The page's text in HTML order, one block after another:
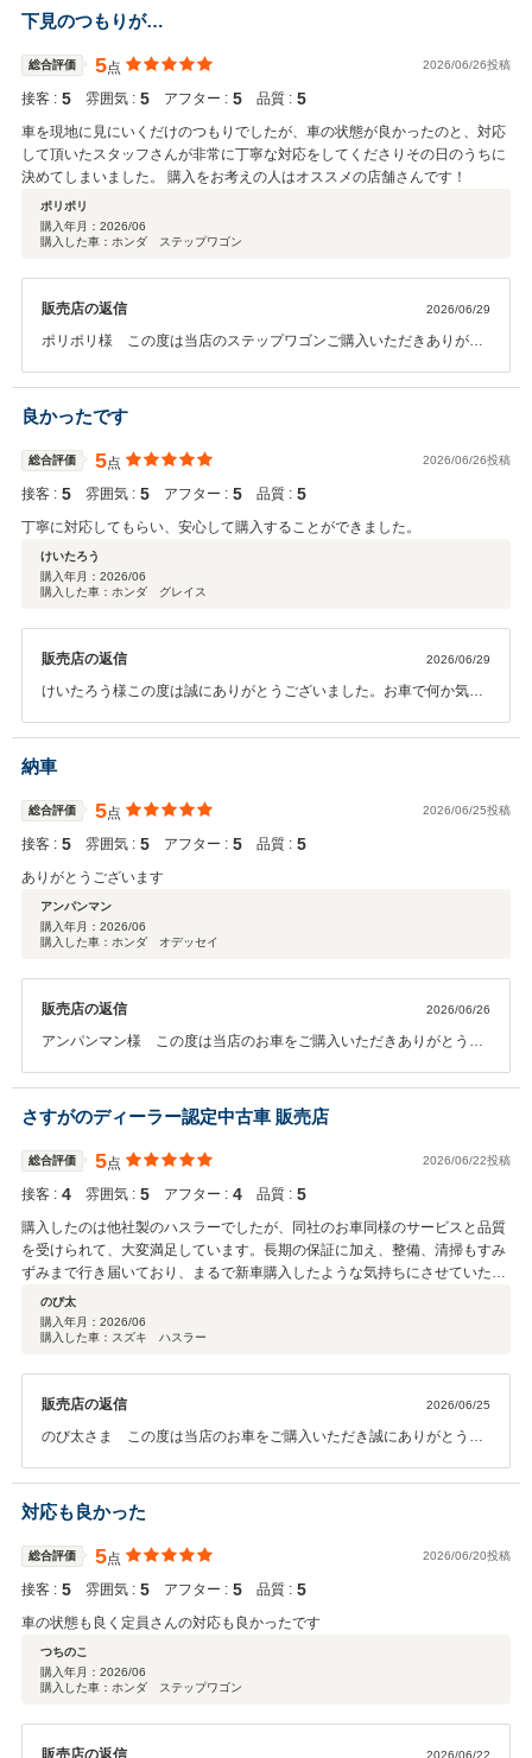
評価していただけたことは励みになります。 これからも誠心誠意サポ
ートさせていただきます。どうぞよろしくお願いいたします。ありが
とうございました。担当Ku
下見のつもりが…
総合評価 5点 2026/06/26投稿
接客 : 5 雰囲気 : 5 アフター : 5 品質 : 5
車を現地に見にいくだけのつもりでしたが、車の状態が良かったのと、対応
して頂いたスタッフさんが非常に丁寧な対応をしてくださりその日のうちに
決めてしまいました。 購入をお考えの人はオススメの店舗さんです！
ポリポリ
購入年月： 2026/06
購入した車：ホンダ ステップワゴン
販売店の返信 2026/06/29
ポリポリ様 この度は当店のステップワゴンご購入いただきありがと
いただき、大変うれしく存じます。 少し遠いとは思いますがお近くま
でお越しの際はお立ち寄りください。 ありがとうございました。 担
良かったです
総合評価 5点 2026/06/26投稿
接客 : 5 雰囲気 : 5 アフター : 5 品質 : 5
丁寧に対応してもらい、安心して購入することができました。
けいたろう
購入年月： 2026/06
購入した車：ホンダ グレイス
販売店の返信 2026/06/29
けいたろう様この度は誠にありがとうございました。お車で何か気に
しくお願いいたします。
納車
総合評価 5点 2026/06/25投稿
接客 : 5 雰囲気 : 5 アフター : 5 品質 : 5
ありがとうございます
アンパンマン
購入年月： 2026/06
購入した車：ホンダ オデッセイ
販売店の返信 2026/06/26
アンパンマン様 この度は当店のお車をご購入いただきありがとうご
担当Ku
さすがのディーラー認定中古車 販売店
総合評価 5点 2026/06/22投稿
接客 : 4 雰囲気 : 5 アフター : 4 品質 : 5
購入したのは他社製のハスラーでしたが、同社のお車同様のサービスと品質
を受けられて、大変満足しています。長期の保証に加え、整備、清掃もすみ
ずみまで行き届いており、まるで新車購入したような気持ちにさせていただ
きました。
のび太
購入年月： 2026/06
購入した車：スズキ ハスラー
販売店の返信 2026/06/25
のび太さま この度は当店のお車をご購入いただき誠にありがとうご
なります。 今後も安心してお車をご利用いただけるよう、点検やアフ
ターサービスの充実に努めてまいります。 何か気になる点やお困りご
とがございましたらどうぞ遠慮なくご相談ください。 担当 Ku
対応も良かった
総合評価 5点 2026/06/20投稿
接客 : 5 雰囲気 : 5 アフター : 5 品質 : 5
車の状態も良く定員さんの対応も良かったです
つちのこ
購入年月： 2026/06
購入した車：ホンダ ステップワゴン
販売店の返信 2026/06/22